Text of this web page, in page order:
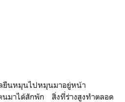
นหมุนไปหมุนมาอยู่หน้า
าได้สักพัก สิ่งที่ร่างสูงทำตลอด